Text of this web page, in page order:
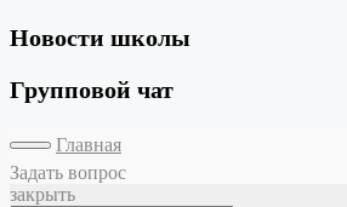
Новости школы
Групповой чат
Главная
Задать вопрос
закрыть